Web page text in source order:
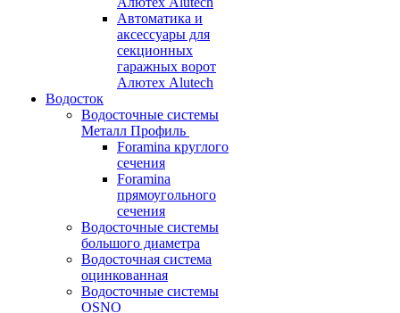
Автоматика и
аксессуары для
секционных
гаражных ворот
Алютех Alutech
Водосток
Водосточные системы
Металл Профиль
Foramina круглого
сечения
Foramina
прямоугольного
сечения
Водосточные системы
большого диаметра
Водосточная система
оцинкованная
Водосточные системы
OSNO